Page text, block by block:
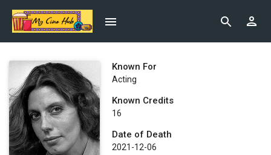
Known For
Acting
Known Credits
16
Date of Death
2021-12-06